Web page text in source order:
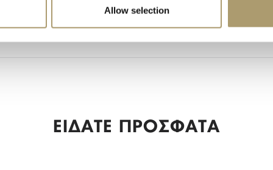
Allow selection
ΕΙΔΑΤΕ ΠΡΟΣΦΑΤΑ